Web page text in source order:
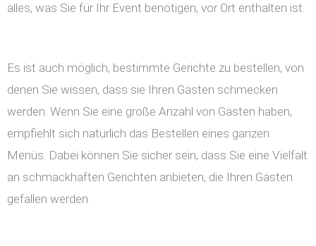
alles, was Sie für Ihr Event benötigen, vor Ort enthalten ist.
Es ist auch möglich, bestimmte Gerichte zu bestellen, von
denen Sie wissen, dass sie Ihren Gästen schmecken
werden. Wenn Sie eine große Anzahl von Gästen haben,
empfiehlt sich natürlich das Bestellen eines ganzen
Menüs. Dabei können Sie sicher sein, dass Sie eine Vielfalt
an schmackhaften Gerichten anbieten, die Ihren Gästen
gefallen werden.